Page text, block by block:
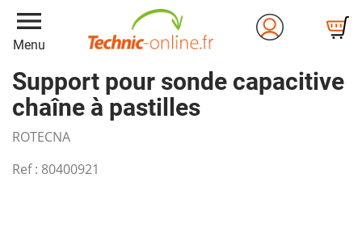
menu
Menu
Support pour sonde capacitive
chaîne à pastilles
ROTECNA
Ref : 80400921